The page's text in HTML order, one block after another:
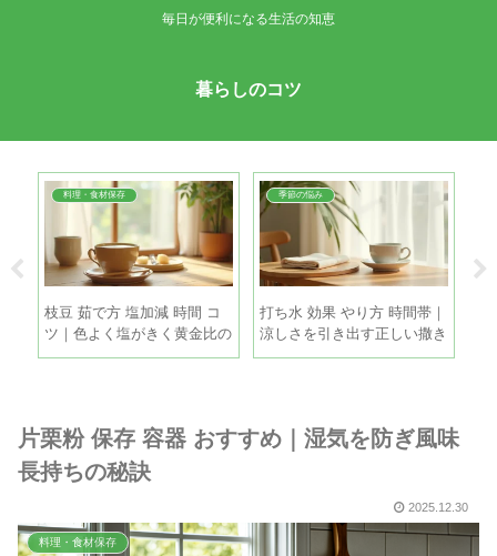
毎日が便利になる生活の知恵
暮らしのコツ
料理・食材保存
枝豆 茹で方 塩加減 時間 コ
ツ｜色よく塩がきく黄金比の
手順
季節の悩み
打ち水 効果 やり方 時間帯｜
涼しさを引き出す正しい撒き
方と注意点
片栗粉 保存 容器 おすすめ｜湿気を防ぎ風味
長持ちの秘訣
2025.12.30
料理・食材保存